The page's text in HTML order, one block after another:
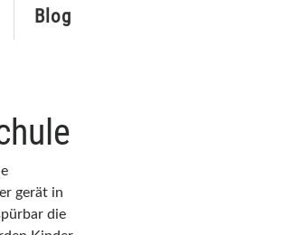
Blog
gerät in
die